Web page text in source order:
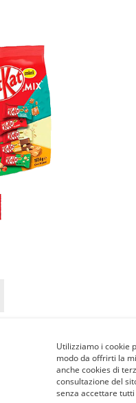
Utilizziamo i cookie
modo da offrirti la
anche cookies di
consultazione del
senza accettare